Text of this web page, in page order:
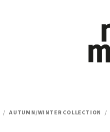
/ AUTUMN/WINTER COLLECTION /